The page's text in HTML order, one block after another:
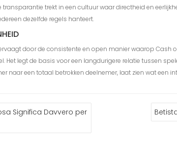
transparantie trekt in een cultuur waar directheid en
dezelfde regels hanteert.
door de consistente en open manier waarop Cash
Het legt de basis voor een langdurigere relatie tussen
naar een totaal betrokken deelnemer, laat zien wat een
Significa Davvero per